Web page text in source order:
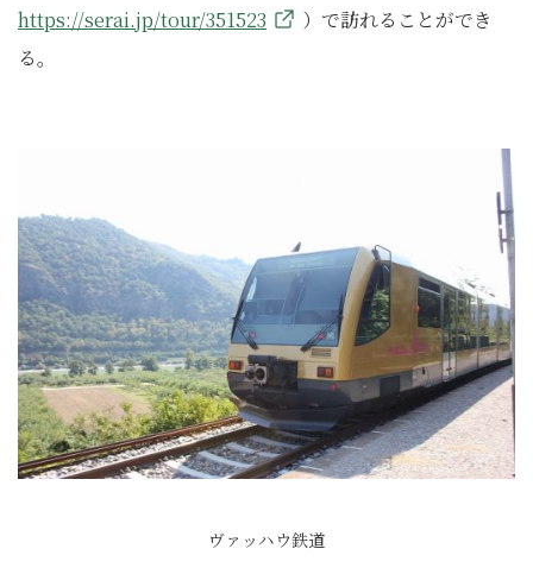
https://serai.jp/tour/351523
）で訪れることができ
る。
ヴァッハウ鉄道